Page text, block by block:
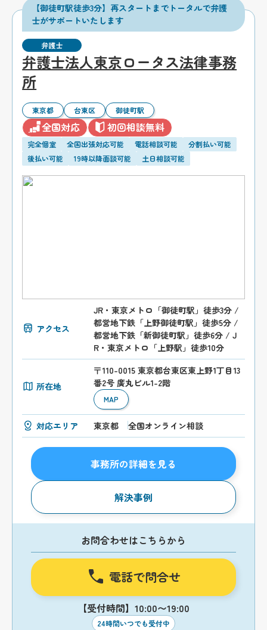
【御徒町駅徒歩3分】再スタートまでトータルで弁護
士がサポートいたします
弁護士
弁護士法人東京ロータス法律事務
所
東京都 台東区 御徒町駅
全国対応 初回相談無料
完全個室 全国出張対応可能 電話相談可能
分割払い可能
後払い可能
19時以降面談可能 土日相談可能
アクセス
JR・東京メトロ「御徒町駅」徒歩3分 /
都営地下鉄「上野御徒町駅」徒歩5分 /
都営地下鉄「新御徒町駅」徒歩6分 / J
R・東京メトロ「上野駅」徒歩10分
所在地
〒110-0015 東京都台東区東上野1丁目13
番2号 廣丸ビル1-2階
MAP
対応エリア 東京都 全国オンライン相談
事務所の詳細を見る
解決事例
お問合わせはこちらから
電話で問合せ
【受付時間】10:00〜19:00
24時間いつでも受付中